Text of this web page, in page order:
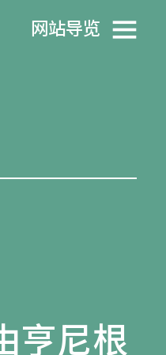
网站导览
亨尼根